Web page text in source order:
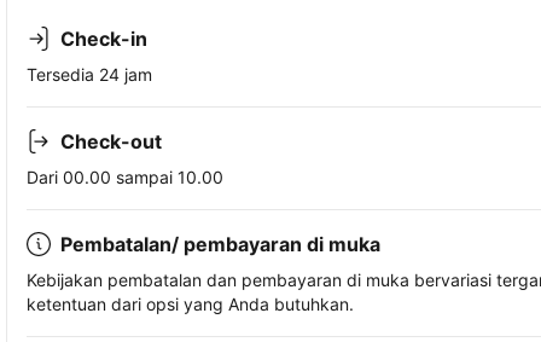
Check-in
Tersedia 24 jam
Check-out
Dari 00.00 sampai 10.00
Pembatalan/ pembayaran di muka
Kebijakan pembatalan dan pembayaran di muka bervariasi
ketentuan dari opsi yang Anda butuhkan.